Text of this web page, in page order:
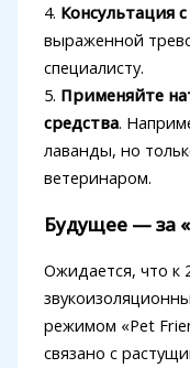
4. Консультация
выраженной
специалисту.
5. Применяйте
средства.
лаванды, но
ветеринаром.
Будущее — за
Ожидается, что к
режимом «Pet
связано с